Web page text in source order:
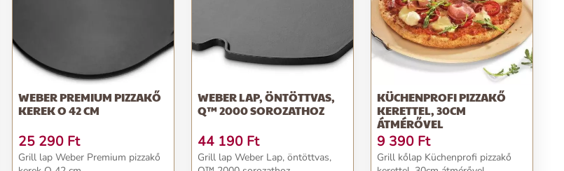
WEBER PREMIUM PIZZAKŐ
KEREK O 42 CM
25 290 Ft
Grill lap Weber Premium pizzakő
WEBER LAP, ÖNTÖTTVAS,
Q™ 2000 SOROZATHOZ
44 190 Ft
Grill lap Weber Lap, öntöttvas,
KÜCHENPROFI PIZZAKŐ
KERETTEL, 30CM
ÁTMÉRŐVEL
9 390 Ft
Grill kőlap Küchenprofi pizzakő